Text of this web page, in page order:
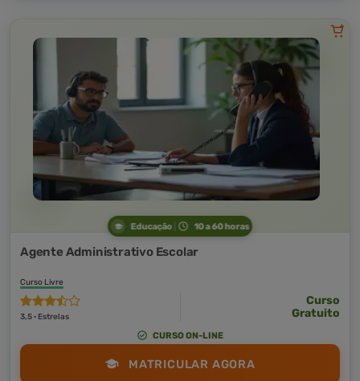
Educação 10 a 60 horas
Agente Administrativo Escolar
Curso Livre
3,5 · Estrelas
Curso
Gratuito
CURSO ON-LINE
MATRICULAR AGORA